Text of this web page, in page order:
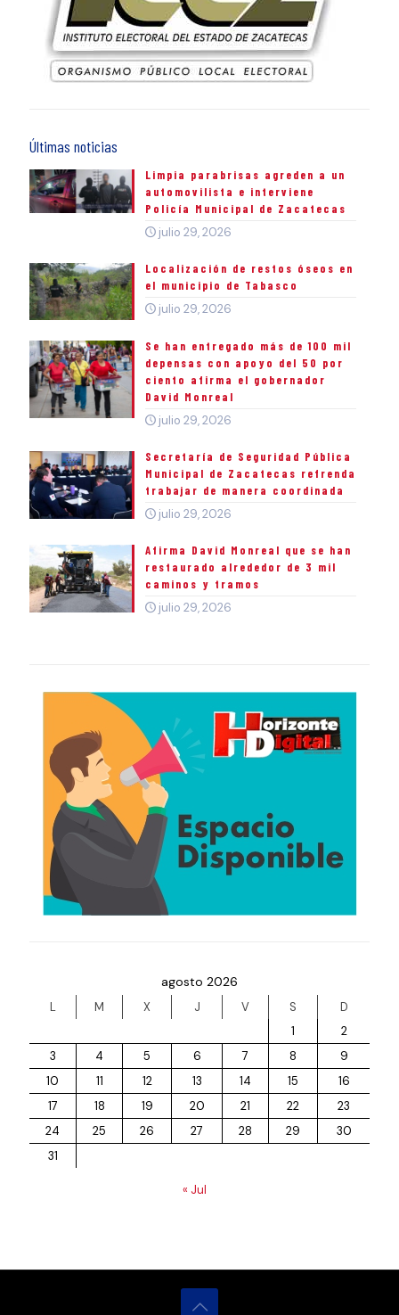
Últimas noticias
Limpia parabrisas agreden a un
automovilista e interviene
Policía Municipal de Zacatecas
julio 29, 2026
Localización de restos óseos en
el municipio de Tabasco
julio 29, 2026
Se han entregado más de 100 mil
depensas con apoyo del 50 por
ciento afirma el gobernador
David Monreal
julio 29, 2026
Secretaría de Seguridad Pública
Municipal de Zacatecas refrenda
trabajar de manera coordinada
julio 29, 2026
Afirma David Monreal que se han
restaurado alrededor de 3 mil
caminos y tramos
julio 29, 2026
agosto 2026
L M X J V S
D
1
2
3
4 5 6 7 8
9
10
11 12 13 14 15
16
17
18 19 20 21 22
23
24
25 26 27 28 29
30
31
« Jul